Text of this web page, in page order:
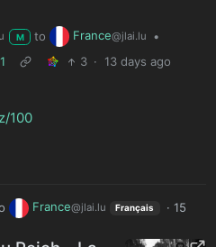
M to France@jlai.lu
•
3 · 13 days ago
100
France@jlai.lu Français ·15